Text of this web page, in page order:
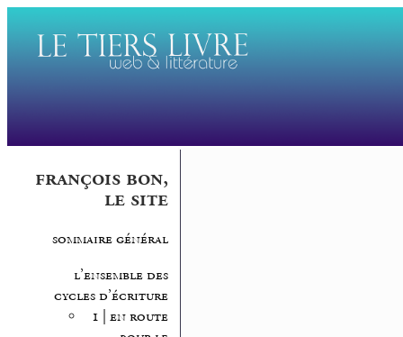
françois bon,
le site
sommaire général
l’ensemble des
cycles d’écriture
1 | en route